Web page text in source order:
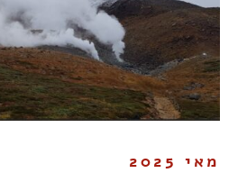
מאי 2025